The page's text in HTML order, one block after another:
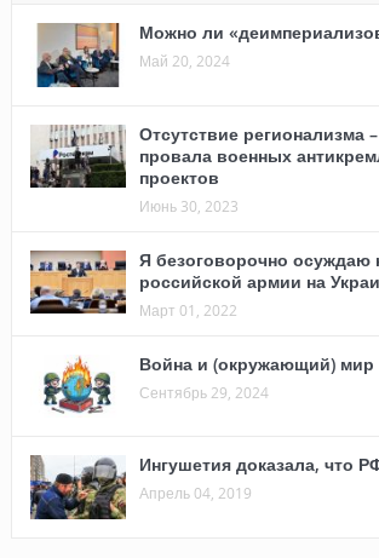
Можно ли
Май 20, 2024
Отсутствие регионализма
провала военных
проектов
Июнь 30, 2023
Я безоговорочно осуждаю
российской армии на
Март 01, 2022
Война и (окружающий) мир
Сентябрь 29, 2024
Ингушетия доказала, что
Апрель 04, 2019